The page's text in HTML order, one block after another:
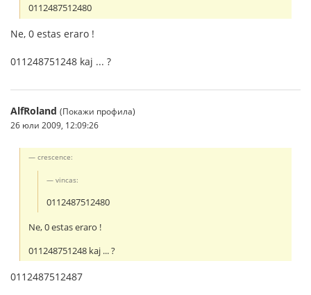
0112487512480
Ne, 0 estas eraro !
011248751248 kaj ... ?
AlfRoland (Покажи профила)
26 юли 2009, 12:09:26
crescence:
vincas:
0112487512480
Ne, 0 estas eraro !
011248751248 kaj ... ?
0112487512487